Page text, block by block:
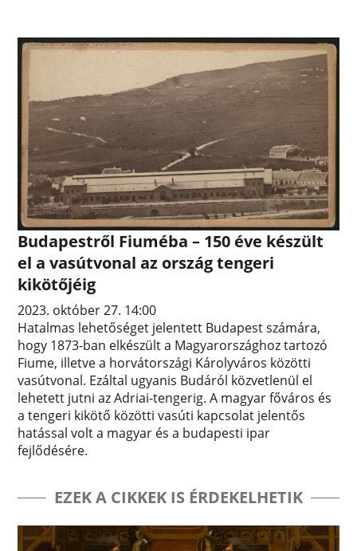
Budapestről Fiuméba – 150 éve készült
el a vasútvonal az ország tengeri
kikötőjéig
2023. október 27. 14:00
Hatalmas lehetőséget jelentett Budapest számára,
hogy 1873-ban elkészült a Magyarországhoz tartozó
Fiume, illetve a horvátországi Károlyváros közötti
vasútvonal. Ezáltal ugyanis Budáról közvetlenül el
lehetett jutni az Adriai-tengerig. A magyar főváros és
a tengeri kikötő közötti vasúti kapcsolat jelentős
hatással volt a magyar és a budapesti ipar
fejlődésére.
EZEK A CIKKEK IS ÉRDEKELHETIK